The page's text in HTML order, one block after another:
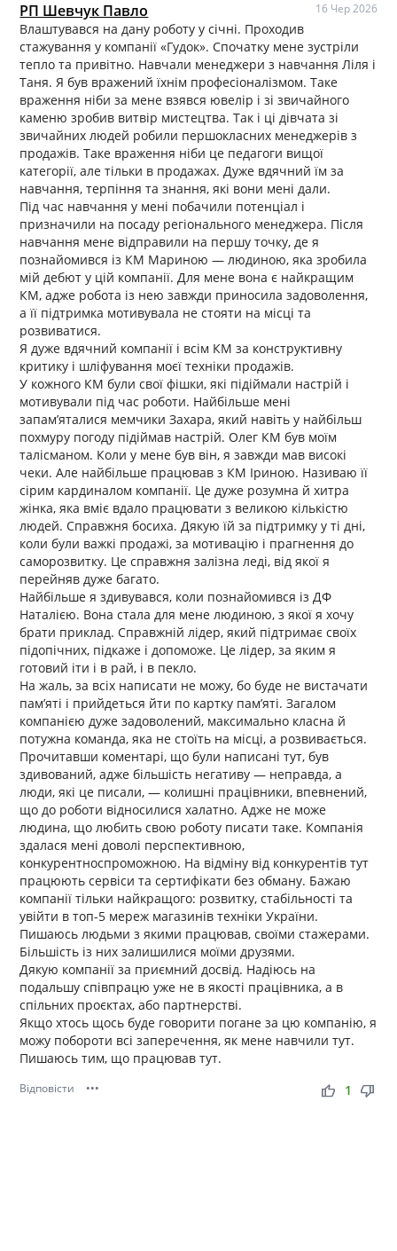
РП Шевчук Павло 16 Чер 2026
Влаштувався на дану роботу у січні. Проходив
стажування у компанії «Гудок». Спочатку мене зустріли
тепло та привітно. Навчали менеджери з навчання Ліля і
Таня. Я був вражений їхнім професіоналізмом. Таке
враження ніби за мене взявся ювелір і зі звичайного
каменю зробив витвір мистецтва. Так і ці дівчата зі
звичайних людей робили першокласних менеджерів з
продажів. Таке враження ніби це педагоги вищої
категорії, але тільки в продажах. Дуже вдячний їм за
навчання, терпіння та знання, які вони мені дали.
Під час навчання у мені побачили потенціал і
призначили на посаду регіонального менеджера. Після
навчання мене відправили на першу точку, де я
познайомився із КМ Мариною — людиною, яка зробила
мій дебют у цій компанії. Для мене вона є найкращим
КМ, адже робота із нею завжди приносила задоволення,
а її підтримка мотивувала не стояти на місці та
розвиватися.
Я дуже вдячний компанії і всім КМ за конструктивну
критику і шліфування моєї техніки продажів.
У кожного КМ були свої фішки, які підіймали настрій і
мотивували під час роботи. Найбільше мені
запамʼяталися мемчики Захара, який навіть у найбільш
похмуру погоду підіймав настрій. Олег КМ був моїм
талісманом. Коли у мене був він, я завжди мав високі
чеки. Але найбільше працював з КМ Іриною. Називаю її
сірим кардиналом компанії. Це дуже розумна й хитра
жінка, яка вміє вдало працювати з великою кількістю
людей. Справжня босиха. Дякую їй за підтримку у ті дні,
коли були важкі продажі, за мотивацію і прагнення до
саморозвитку. Це справжня залізна леді, від якої я
перейняв дуже багато.
Найбільше я здивувався, коли познайомився із ДФ
Наталією. Вона стала для мене людиною, з якої я хочу
брати приклад. Справжній лідер, який підтримає своїх
підопічних, підкаже і допоможе. Це лідер, за яким я
готовий іти і в рай, і в пекло.
На жаль, за всіх написати не можу, бо буде не вистачати
памʼяті і прийдеться йти по картку памʼяті. Загалом
компанією дуже задоволений, максимально класна й
потужна команда, яка не стоїть на місці, а розвивається.
Прочитавши коментарі, що були написані тут, був
здивований, адже більшість негативу — неправда, а
люди, які це писали, — колишні працівники, впевнений,
що до роботи відносилися халатно. Адже не може
людина, що любить свою роботу писати таке. Компанія
здалася мені доволі перспективною,
конкурентноспроможною. На відміну від конкурентів тут
працюють сервіси та сертифікати без обману. Бажаю
компанії тільки найкращого: розвитку, стабільності та
увійти в топ-5 мереж магазинів техніки України.
Пишаюсь людьми з якими працював, своїми стажерами.
Більшість із них залишилися моїми друзями.
Дякую компанії за приємний досвід. Надіюсь на
подальшу співпрацю уже не в якості працівника, а в
спільних проєктах, або партнерстві.
Якщо хтось щось буде говорити погане за цю компанію, я
можу побороти всі заперечення, як мене навчили тут.
Пишаюсь тим, що працював тут.
Відповісти ••• thumb_up thumb_down
1